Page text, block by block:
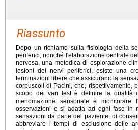
Riassunto
Dopo un richiamo sulla fisiologia della
periferici, nonché l'elaborazione centrale
nervosa, una metodica di esplorazione
lesioni dei nervi periferici, esiste una
terminazioni libere che assicurano la
corpuscoli di Pacini, che, rispettivamente,
scopo dei vari test è definire la qualità
menomazione sensoriale e
osservazioni e si adatta ad ogni fase in
sensazioni da parte del paziente, di
abbreviare i tempi di esclusione delle